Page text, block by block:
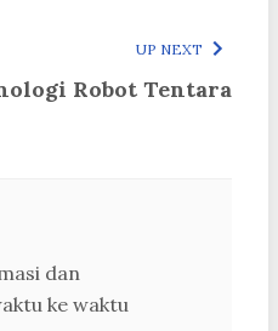
UP NEXT
Robot Tentara
dan
ke waktu